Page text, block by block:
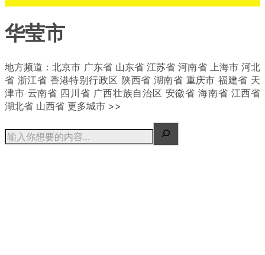
华莹市
地方频道：北京市 广东省 山东省 江苏省 河南省 上海市 河北
省 浙江省 香港特别行政区 陕西省 湖南省 重庆市 福建省 天
津市 云南省 四川省 广西壮族自治区 安徽省 海南省 江西省
湖北省 山西省 更多城市 >>